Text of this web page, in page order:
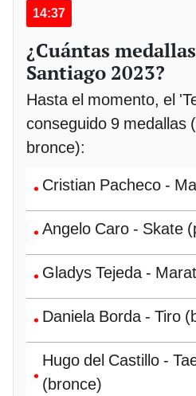
14:37
¿Cuántas
Santiago 2023?
Hasta el momento, el
conseguido 9 medallas
bronce):
Cristian Pacheco -
Angelo Caro - Skate
Gladys Tejeda -
Daniela Borda - Tiro
Hugo del Castillo -
(bronce)